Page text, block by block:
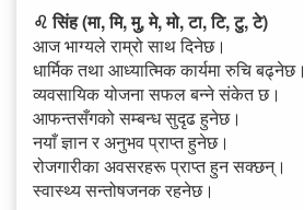
♌ सिंह (मा, मि, मु, मे, मो, टा, टि, टु, टे)
आज भाग्यले राम्रो साथ दिनेछ।
धार्मिक तथा आध्यात्मिक कार्यमा रुचि बढ्नेछ।
व्यवसायिक योजना सफल बन्ने संकेत छ।
आफन्तसँगको सम्बन्ध सुदृढ हुनेछ।
नयाँ ज्ञान र अनुभव प्राप्त हुनेछ।
रोजगारीका अवसरहरू प्राप्त हुन सक्छन्।
स्वास्थ्य सन्तोषजनक रहनेछ।